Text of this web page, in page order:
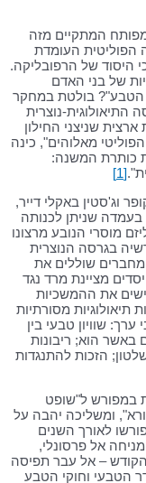
המתקיים מזה
הפוליטית העומדת
היסוד של הרפובליקה.
של בני האדם
הטבע"? בולטת במחקר
נוצרית
שניצני החילון
מאלוהים", כינה
כותרת המשנה:
[1]
וג'סטין באקלי דייר,
בעמדה שניתן לכנותה
מוסרי הנובע מרצונו
בגרסה הנוצרית
שוללים את
מציינת מרד נגד
את ההמשכיות
מסורתיות
ערך: שוויון טבעי בין
באשר הוא; ריבונות
הזכות להתנגדות
במפורש ל"שופט
ומשליכה יהבה על
לאורך השנים
אל פרסונלי,
– אל עבר תפיסה
הטבעי וחוקי הטבע